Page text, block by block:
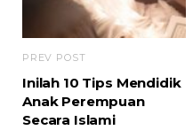
PREV POST
Inilah 10 Tips Mendidik
Anak Perempuan
Secara Islami